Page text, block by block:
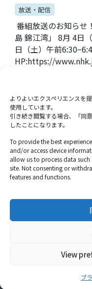
よりよいエクスペリエンスを
使用しています。
引き続き閲覧する場合、「同
したことになります。
To provide the best
and/or access device
allow us to process data
site. Not consenting or
features and functions.
View
プ
放送・配信
番組放送のお知らせ
島 錦江湾」 8月 4日
日（土）午前
HP:https://
稿
ナ
ビ
ゲ
ー
シ
ン
1 2
ホーム